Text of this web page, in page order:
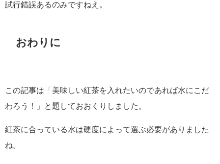
試行錯誤あるのみですねえ。
おわりに
この記事は「美味しい紅茶を入れたいのであれば水にこだ
わろう！」と題しておおくりしました。
紅茶に合っている水は硬度によって選ぶ必要がありました
ね。